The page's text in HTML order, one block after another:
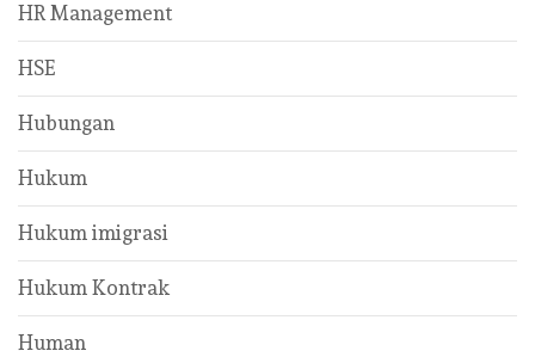
HR Management
HSE
Hubungan
Hukum
Hukum imigrasi
Hukum Kontrak
Human